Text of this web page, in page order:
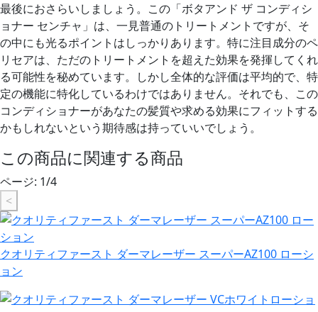
最後におさらいしましょう。この「ボタアンド ザ コンディシ
ョナー センチャ」は、一見普通のトリートメントですが、そ
の中にも光るポイントはしっかりあります。特に注目成分のペ
リセアは、ただのトリートメントを超えた効果を発揮してくれ
る可能性を秘めています。しかし全体的な評価は平均的で、特
定の機能に特化しているわけではありません。それでも、この
コンディショナーがあなたの髪質や求める効果にフィットする
かもしれないという期待感は持っていいでしょう。
この商品に関連する商品
ページ: 1/4
<
クオリティファースト ダーマレーザー スーパーAZ100 ローシ
ョン